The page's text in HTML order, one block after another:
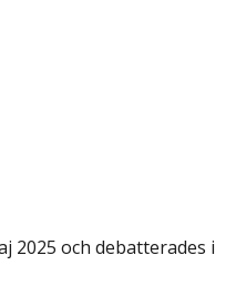
2025 och debatterades i